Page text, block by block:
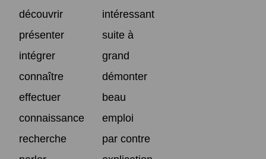
découvrir
intéressant
présenter
suite à
intégrer
grand
connaître
démonter
effectuer
beau
connaissance
emploi
recherche
par contre